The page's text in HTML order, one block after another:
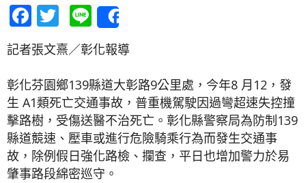
Facebook
Twitter
Line
記者張文熹／彰化報導
彰化芬園鄉139縣道大彰路9公里處，今年8 月12，發
生 A1類死亡交通事故，普重機駕駛因過彎超速失控撞
擊路樹，受傷送醫不治死亡。彰化縣警察局為防制139
縣道競速、壓車或進行危險騎乘行為而發生交通事
故，除例假日強化路檢、攔查，平日也增加警力於易
肇事路段綿密巡守。